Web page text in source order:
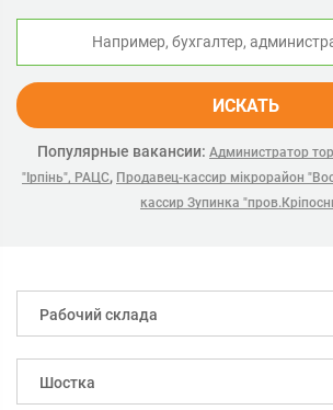
ИСКАТЬ
Популярные вакансии: Администратор
"Ірпінь", РАЦС, Продавец-кассир мікрорайон
кассир Зупинка
Рабочий склада
Шостка